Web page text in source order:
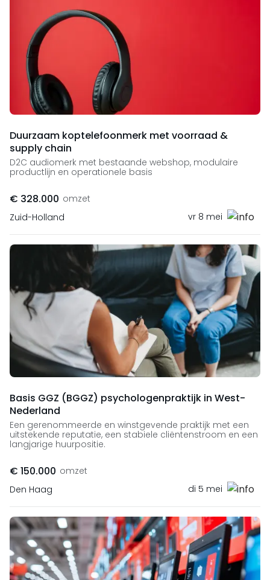
Duurzaam koptelefoonmerk met voorraad &
supply chain
D2C audiomerk met bestaande webshop, modulaire
productlijn en operationele basis
€ 328.000 omzet
Zuid-Holland
vr 8 mei
Basis GGZ (BGGZ) psychologenpraktijk in West-
Nederland
Een gerenommeerde en winstgevende praktijk met een
uitstekende reputatie, een stabiele cliëntenstroom en een
langjarige huurpositie.
€ 150.000 omzet
Den Haag
di 5 mei